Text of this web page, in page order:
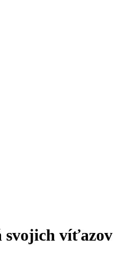
svojich víťazov